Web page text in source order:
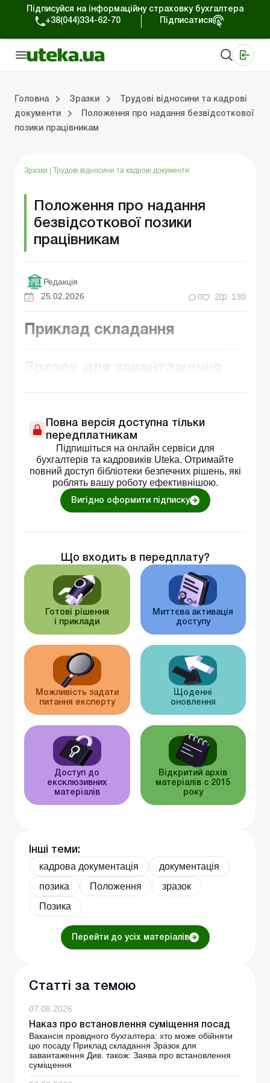
Підписуйся на інформаційну страховку бухгалтера
+38(044)334-62-70
Підписатися
Головна Зразки
Трудові відносини та кадрові
документи
Положення про надання безвідсоткової
позики працівникам
Зразки Трудові відносини та кадрові документи
Положення про надання
безвідсоткової позики
працівникам
Редакція
25.02.2026
0 2 130
Приклад складання
Повна версія доступна тільки
передплатникам
Підпишіться на онлайн сервіси для
бухгалтерів та кадровиків Uteka. Отримайте
повний доступ бібліотеки безпечних рішень, які
роблять вашу роботу ефективнішою.
Вигідно оформити підписку
Що входить в передплату?
Готові рішення
і приклади
Миттєва активація
доступу
Можливість задати
питання експерту
Щоденні
оновлення
Доступ до
ексклюзивних
матеріалів
Відкритий архів
матеріалів c 2015
року
Інші теми:
кадрова документація
документація
позика
Положення
зразок
Позика
Перейти до усіх матеріалів
Статті за темою
07.08.2026
Наказ про встановлення суміщення посад
Вакансія провідного бухгалтера: хто може обійняти
цю посаду Приклад складання Зразок для
завантаження Див. також: Заява про встановлення
суміщення